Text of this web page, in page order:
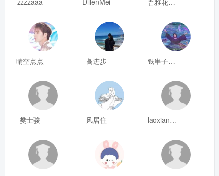
zzzzaaa DillenMei 普雅花qya
晴空点点 高进步 钱串子123
樊士骏 风居住 laoxianrou